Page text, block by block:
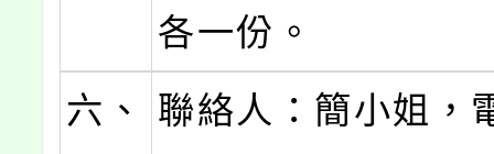
各一份。
六、
聯絡人：簡小姐，